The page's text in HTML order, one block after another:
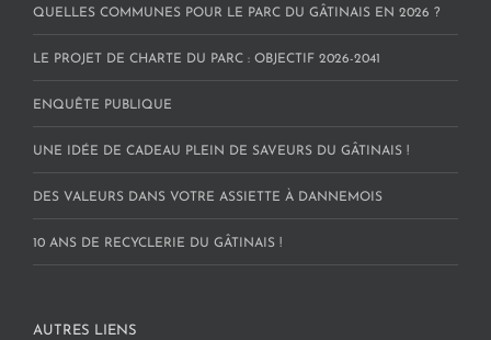
QUELLES COMMUNES POUR LE PARC DU GÂTINAIS EN 2026 ?
LE PROJET DE CHARTE DU PARC : OBJECTIF 2026-2041
ENQUÊTE PUBLIQUE
UNE IDÉE DE CADEAU PLEIN DE SAVEURS DU GÂTINAIS !
DES VALEURS DANS VOTRE ASSIETTE À DANNEMOIS
10 ANS DE RECYCLERIE DU GÂTINAIS !
AUTRES LIENS